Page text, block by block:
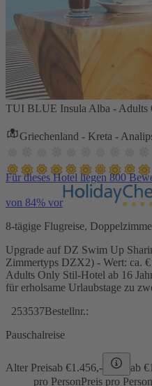
TUI BLUE Insula Alba - Adults
Griechenland - Kreta -
Für dieses Hotel liegen 800
von 84% vor
8-tägige Flugreise,
Upgrade auf DZ Swim Up
Zimmertyps DZX2) - Wert: ca.
Adults Only Stil-Hotel ab 16
für erholsame Urlaubstage zu
253537Bestellnr.:
Pauschalreise
Alter Preisab €1.456,- ab €
pro PersonPreis pro Person